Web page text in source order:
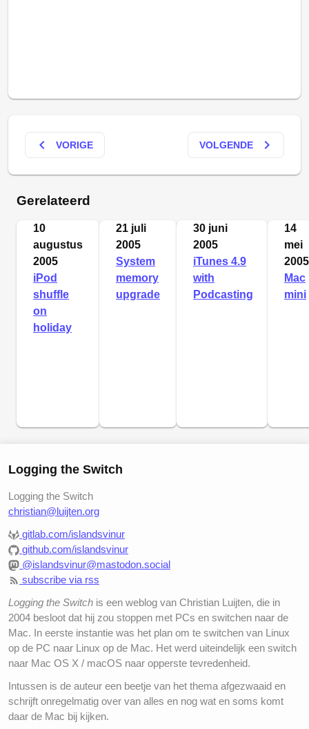
keyboard_arrow_left VORIGE VOLGENDE keyboard_arrow_right
Gerelateerd
10
augustus
2005
iPod
shuffle
on
holiday
21 juli
2005
System
memory
upgrade
30 juni
2005
iTunes 4.9
with
Podcasting
14
mei
2005
Mac
mini
Logging the Switch
Logging the Switch
christian@luijten.org
gitlab.com/islandsvinur
github.com/islandsvinur
@islandsvinur@mastodon.social
subscribe via rss
Logging the Switch is een weblog van Christian Luijten, die in
2004 besloot dat hij zou stoppen met PCs en switchen naar de
Mac. In eerste instantie was het plan om te switchen van Linux
op de PC naar Linux op de Mac. Het werd uiteindelijk een switch
naar Mac OS X / macOS naar opperste tevredenheid.
Intussen is de auteur een beetje van het thema afgezwaaid en
schrijft onregelmatig over van alles en nog wat en soms komt
daar de Mac bij kijken.